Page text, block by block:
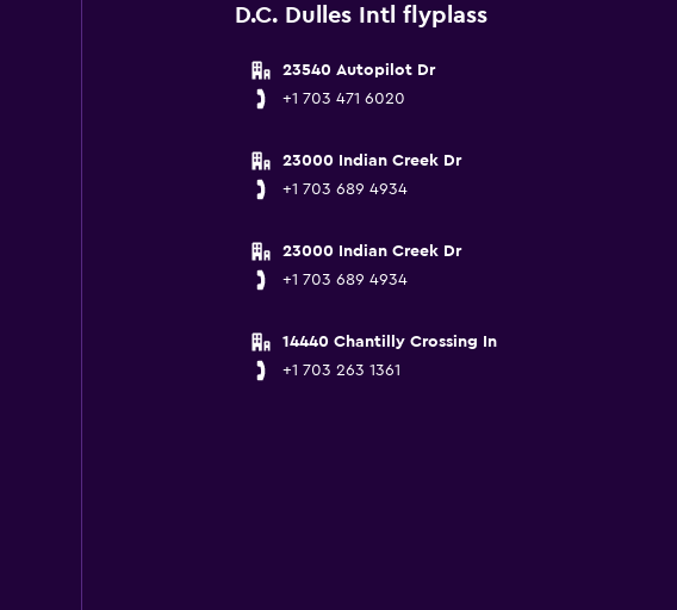
D.C. Dulles Intl flyplass
23540 Autopilot Dr
+1 703 471 6020
23000 Indian Creek Dr
+1 703 689 4934
23000 Indian Creek Dr
+1 703 689 4934
14440 Chantilly Crossing In
+1 703 263 1361